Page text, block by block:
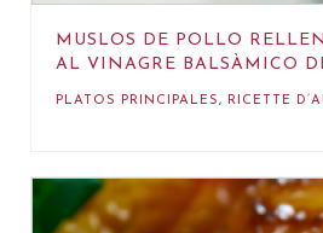
MUSLOS DE POLLO
AL VINAGRE BALSÀMICO
PLATOS PRINCIPALES, RICETTE